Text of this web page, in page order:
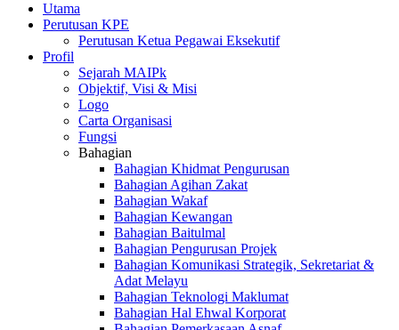
Utama
Perutusan KPE
Perutusan Ketua Pegawai Eksekutif
Profil
Sejarah MAIPk
Objektif, Visi & Misi
Logo
Carta Organisasi
Fungsi
Bahagian
Bahagian Khidmat Pengurusan
Bahagian Agihan Zakat
Bahagian Wakaf
Bahagian Kewangan
Bahagian Baitulmal
Bahagian Pengurusan Projek
Bahagian Komunikasi Strategik, Sekretariat &
Adat Melayu
Bahagian Teknologi Maklumat
Bahagian Hal Ehwal Korporat